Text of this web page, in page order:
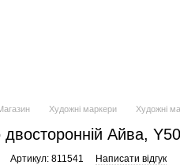
Художні маркери Художні
Айва,
Артикул: 811541 Написати відгук